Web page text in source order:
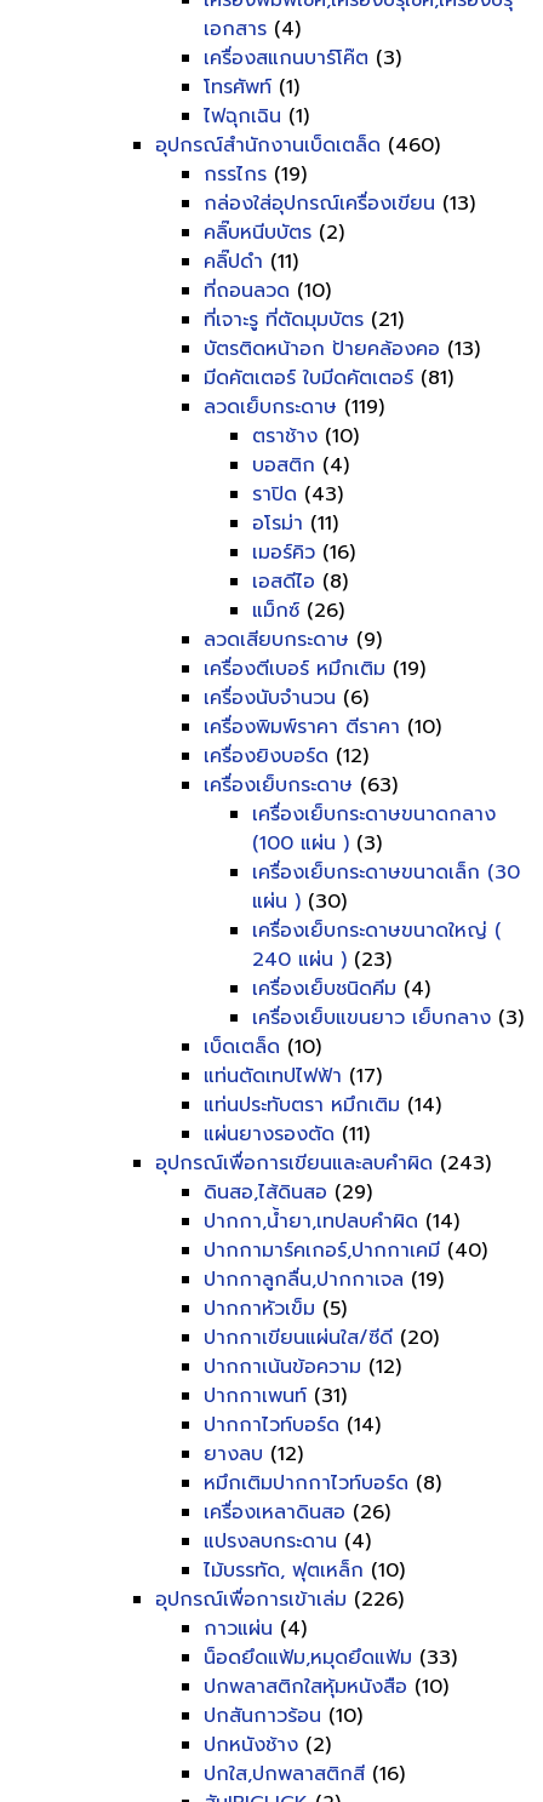
เอกสาร (4)
เครื่องสแกนบาร์โค๊ต (3)
โทรศัพท์ (1)
ไฟฉุกเฉิน (1)
อุปกรณ์สำนักงานเบ็ดเตล็ด (460)
กรรไกร (19)
กล่องใส่อุปกรณ์เครื่องเขียน (13)
คลิ๊บหนีบบัตร (2)
คลิ๊ปดำ (11)
ที่ถอนลวด (10)
ที่เจาะรู ที่ตัดมุมบัตร (21)
บัตรติดหน้าอก ป้ายคล้องคอ (13)
มีดคัตเตอร์ ใบมีดคัตเตอร์ (81)
ลวดเย็บกระดาษ (119)
ตราช้าง (10)
บอสติก (4)
ราปิด (43)
อโรม่า (11)
เมอร์คิว (16)
เอสดีไอ (8)
แม็กซ์ (26)
ลวดเสียบกระดาษ (9)
เครื่องตีเบอร์ หมึกเติม (19)
เครื่องนับจำนวน (6)
เครื่องพิมพ์ราคา ตีราคา (10)
เครื่องยิงบอร์ด (12)
เครื่องเย็บกระดาษ (63)
เครื่องเย็บกระดาษขนาดกลาง
(100 แผ่น ) (3)
เครื่องเย็บกระดาษขนาดเล็ก (30
แผ่น ) (30)
เครื่องเย็บกระดาษขนาดใหญ่ (
240 แผ่น ) (23)
เครื่องเย็บชนิดคีม (4)
เครื่องเย็บแขนยาว เย็บกลาง (3)
เบ็ดเตล็ด (10)
แท่นตัดเทปไฟฟ้า (17)
แท่นประทับตรา หมึกเติม (14)
แผ่นยางรองตัด (11)
อุปกรณ์เพื่อการเขียนและลบคำผิด (243)
ดินสอ,ไส้ดินสอ (29)
ปากกา,น้ำยา,เทปลบคำผิด (14)
ปากกามาร์คเกอร์,ปากกาเคมี (40)
ปากกาลูกลื่น,ปากกาเจล (19)
ปากกาหัวเข็ม (5)
ปากกาเขียนแผ่นใส/ซีดี (20)
ปากกาเน้นข้อความ (12)
ปากกาเพนท์ (31)
ปากกาไวท์บอร์ด (14)
ยางลบ (12)
หมึกเติมปากกาไวท์บอร์ด (8)
เครื่องเหลาดินสอ (26)
แปรงลบกระดาน (4)
ไม้บรรทัด, ฟุตเหล็ก (10)
อุปกรณ์เพื่อการเข้าเล่ม (226)
กาวแผ่น (4)
น็อดยึดแฟ้ม,หมุดยึดแฟ้ม (33)
ปกพลาสติกใสหุ้มหนังสือ (10)
ปกสันกาวร้อน (10)
ปกหนังช้าง (2)
ปกใส,ปกพลาสติกสี (16)